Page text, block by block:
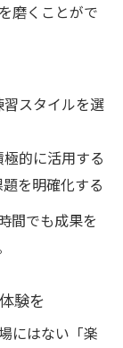
磨くことがで
スタイルを選
的に活用する
を明確化する
間でも成果を
験を
にはない「楽